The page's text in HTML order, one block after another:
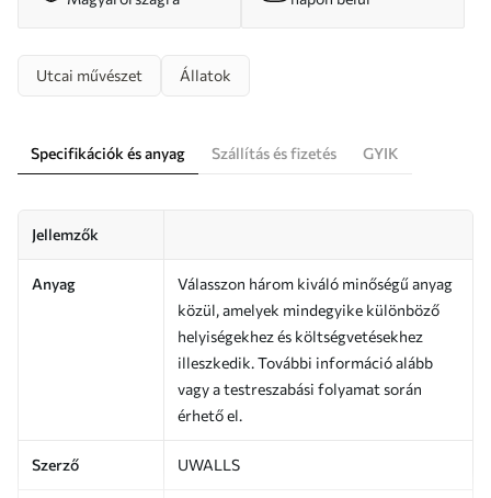
Utcai művészet Állatok
Specifikációk és anyag Szállítás és fizetés GYIK
Jellemzők
Anyag
Válasszon három kiváló minőségű anyag
közül, amelyek mindegyike különböző
helyiségekhez és költségvetésekhez
illeszkedik. További információ alább
vagy a testreszabási folyamat során
érhető el.
Szerző UWALLS